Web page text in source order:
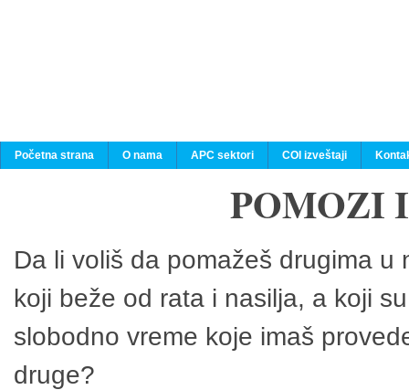
Početna strana O nama APC sektori COI izveštaji
POMOZI
Da li voliš da pomažeš drugima
koji beže od rata i nasilja, a koji
slobodno vreme koje imaš
druge?